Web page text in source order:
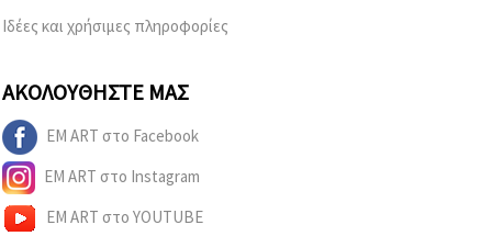
Ιδέες και χρήσιμες πληροφορίες
ΑΚΟΛΟΥΘΉΣΤΕ ΜΑΣ
EM ART στο Facebook
EM ART στο Instagram
EM ART στο YOUTUBE